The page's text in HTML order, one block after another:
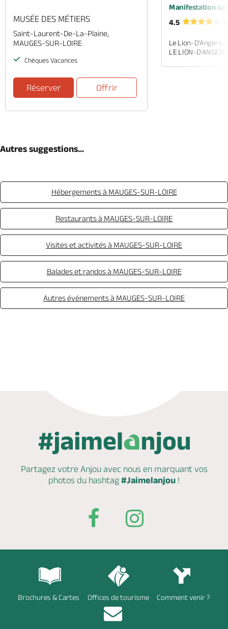
MUSÉE DES MÉTIERS
Saint-Laurent-De-La-Plaine,
MAUGES-SUR-LOIRE
Chèques Vacances
Réserver Offrir
Manifestation
4.5
Le Lion-D'Angers,
LE LION-D'ANGERS
Autres suggestions...
Hébergements à MAUGES-SUR-LOIRE
Restaurants à MAUGES-SUR-LOIRE
Visites et activités à MAUGES-SUR-LOIRE
Balades et randos à MAUGES-SUR-LOIRE
Autres événements à MAUGES-SUR-LOIRE
Partagez votre Anjou avec nous en marquantvos
photos du hashtag #Jaimelanjou !
Brochures & Cartes Offices de tourisme Comment venir ?